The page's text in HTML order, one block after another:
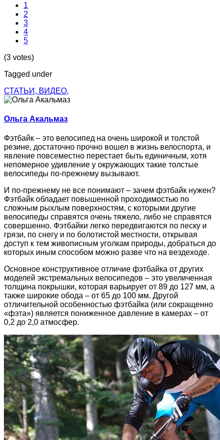
1
2
3
4
5
(3 votes)
Tagged under
СТАТЬИ, ВИДЕО,
Ольга Акальмаз
Фэтбайк – это велосипед на очень широкой и толстой
резине, достаточно прочно вошел в жизнь велоспорта, и
явление повсеместно перестает быть единичным, хотя
непомерное удивление у окружающих такие толстые
велосипеды по-прежнему вызывают.
И по-прежнему не все понимают – зачем фэтбайк нужен?
Фэтбайк обладает повышенной проходимостью по
сложным рыхлым поверхностям, с которыми другие
велосипеды справятся очень тяжело, либо не справятся
совершенно. Фэтбайки легко передвигаются по песку и
грязи, по снегу и по болотистой местности, открывая
доступ к тем живописным уголкам природы, добраться до
которых иным способом можно разве что на вездеходе.
Основное конструктивное отличие фэтбайка от других
моделей экстремальных велосипедов – это увеличенная
толщина покрышки, которая варьирует от 89 до 127 мм, а
также широкие обода – от 65 до 100 мм. Другой
отличительной особенностью фэтбайка (или сокращенно
«фэта») является пониженное давление в камерах – от
0,2 до 2,0 атмосфер.